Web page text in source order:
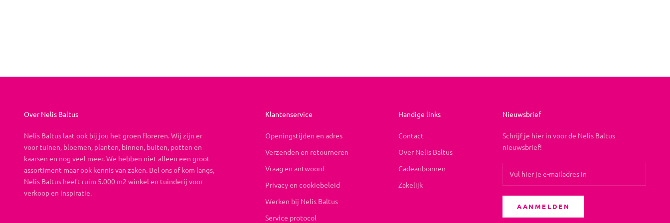
Over Nelis Baltus
Nelis Baltus laat ook bij jou het groen floreren. Wij zijn er
voor tuinen, bloemen, planten, binnen, buiten, potten en
kaarsen en nog veel meer. We hebben niet alleen een groot
assortiment maar ook kennis van zaken. Bel ons of kom langs,
Nelis Baltus heeft ruim 5.000 m2 winkel en tuinderij voor
verkoop en inspiratie.
Klantenservice
Openingstijden en adres
Verzenden en retourneren
Vraag en antwoord
Privacy en cookiebeleid
Werken bij Nelis Baltus
Service protocol
Handige links
Contact
Over Nelis Baltus
Cadeaubonnen
Zakelijk
Nieuwsbrief
Schrijf je hier in voor de Nelis Baltus
nieuwsbrief!
AANMELDEN